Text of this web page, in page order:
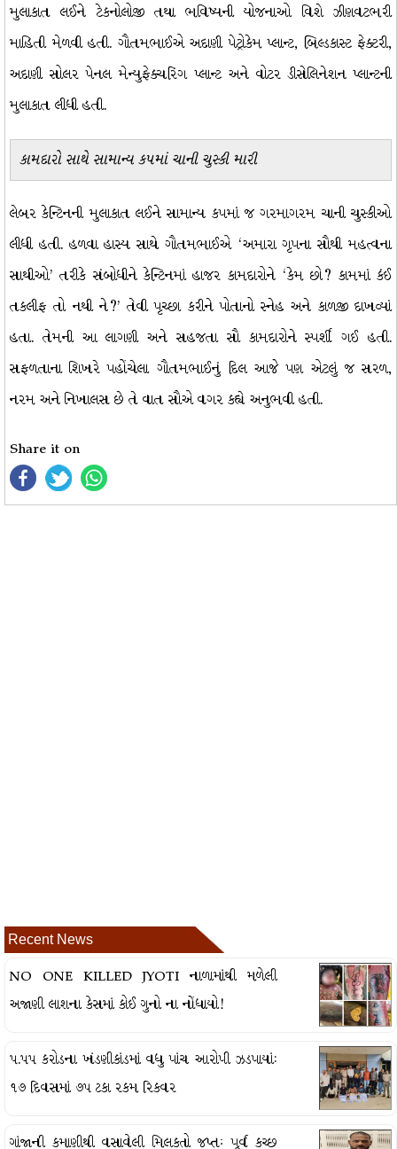
મુલાકાત લઈને ટેકનોલોજી તથા ભવિષ્યની યોજનાઓ વિશે ઝીણવટભરી
માહિતી મેળવી હતી. ગૌતમભાઈએ અદાણી પેટ્રોકેમ પ્લાન્ટ, બિલ્ડકાસ્ટ ફેક્ટરી,
અદાણી સોલર પેનલ મેન્યુફેક્ચરિંગ પ્લાન્ટ અને વોટર ડીસેલિનેશન પ્લાન્ટની
મુલાકાત લીધી હતી.
કામદારો સાથે સામાન્ય કપમાં ચાની ચુસ્કી મારી
લેબર કેન્ટિનની મુલાકાત લઈને સામાન્ય કપમાં જ ગરમાગરમ ચાની ચુસ્કીઓ
લીધી હતી. હળવા હાસ્ય સાથે ગૌતમભાઈએ ‘અમારા ગૃપના સૌથી મહત્વના
સાથીઓ’ તરીકે સંબોધીને કેન્ટિનમાં હાજર કામદારોને ‘કેમ છો? કામમાં કંઈ
તકલીફ તો નથી ને?’ તેવી પૃચ્છા કરીને પોતાનો સ્નેહ અને કાળજી દાખવ્યાં
હતા. તેમની આ લાગણી અને સહજતા સૌ કામદારોને સ્પર્શી ગઈ હતી.
સફળતાના શિખરે પહોંચેલા ગૌતમભાઈનું દિલ આજે પણ એટલું જ સરળ,
નરમ અને નિખાલસ છે તે વાત સૌએ વગર કહ્યે અનુભવી હતી.
Share it on
Recent News
NO ONE KILLED JYOTI નાળામાંથી મળેલી
અજાણી લાશના કેસમાં કોઈ ગુનો ના નોંધાયો!
૫.૫૫ કરોડના ખંડણીકાંડમાં વધુ પાંચ આરોપી ઝડપાયાં:
૧૭ દિવસમાં ૭૫ ટકા રકમ રિકવર
ગાંજાની કમાણીથી વસાવેલી મિલકતો જપ્તઃ પૂર્વ કચ્છ